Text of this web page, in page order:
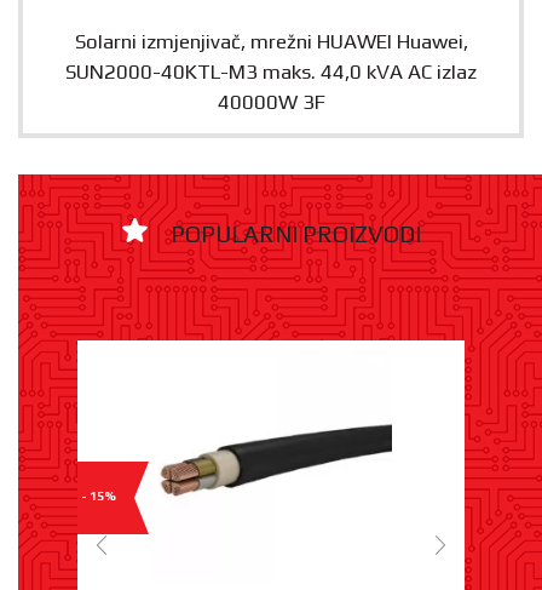
Solarni izmjenjivač, mrežni HUAWEI Huawei,
SUN2000-40KTL-M3 maks. 44,0 kVA AC izlaz
40000W 3F
POPULARNI PROIZVODI
- 15%